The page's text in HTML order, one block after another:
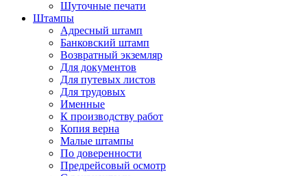
Шуточные печати
Штампы
Адресный штамп
Банковский штамп
Возвратный экземляр
Для документов
Для путевых листов
Для трудовых
Именные
К производству работ
Копия верна
Малые штампы
По доверенности
Предрейсовый осмотр